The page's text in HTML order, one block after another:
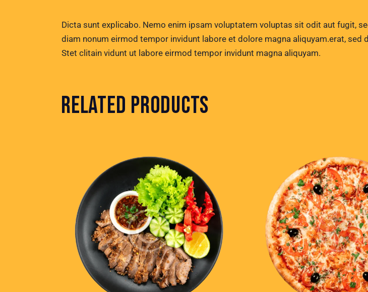
Dicta sunt explicabo. Nemo enim ipsam voluptatem voluptas sit odit aut fugit,
diam nonum eirmod tempor invidunt labore et dolore magna aliquyam.erat,
Stet clitain vidunt ut labore eirmod tempor invidunt magna aliquyam.
RELATED PRODUCTS